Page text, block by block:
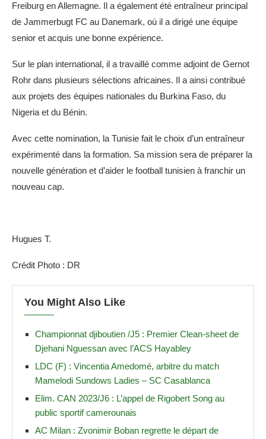
Freiburg en Allemagne. Il a également été entraîneur principal
de Jammerbugt FC au Danemark, où il a dirigé une équipe
senior et acquis une bonne expérience.
Sur le plan international, il a travaillé comme adjoint de Gernot
Rohr dans plusieurs sélections africaines. Il a ainsi contribué
aux projets des équipes nationales du Burkina Faso, du
Nigeria et du Bénin.
Avec cette nomination, la Tunisie fait le choix d’un entraîneur
expérimenté dans la formation. Sa mission sera de préparer la
nouvelle génération et d’aider le football tunisien à franchir un
nouveau cap.
Hugues T.
Crédit Photo : DR
You Might Also Like
Championnat djiboutien /J5 : Premier Clean-sheet de
Djehani Nguessan avec l’ACS Hayabley
LDC (F) : Vincentia Amedomé, arbitre du match
Mamelodi Sundows Ladies – SC Casablanca
Elim. CAN 2023/J6 : L’appel de Rigobert Song au
public sportif camerounais
AC Milan : Zvonimir Boban regrette le départ de